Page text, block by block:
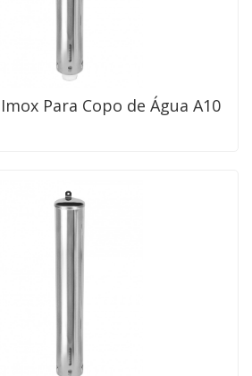
Para Copo de Água A10